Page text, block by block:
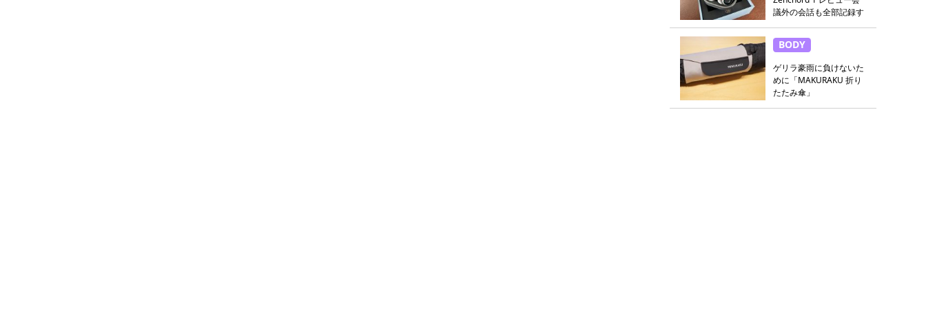
議外の会話も全部記録す
BODY
ゲリラ豪雨に負けないた
めに「MAKURAKU 折り
たたみ傘」